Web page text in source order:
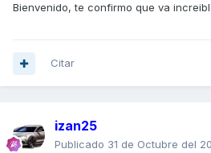
Bienvenido, te confirmo que va
Citar
izan25
Publicado 31 de Octubre del